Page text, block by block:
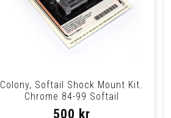
Colony, Softail Shock Mount Kit.
Chrome 84-99 Softail
500 kr